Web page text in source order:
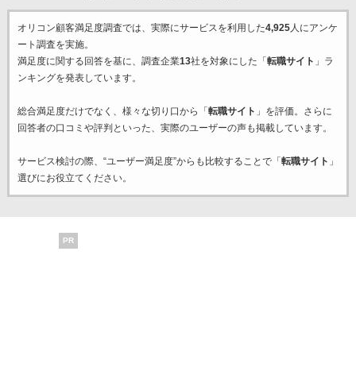
オリコン顧客満足度調査では、実際にサービスを利用した4,925人にアンケ
ート調査を実施。
満足度に関する回答を基に、調査企業13社を対象にした「 転職サイト 」ラ
ンキングを発表しています。
総合満足度だけでなく、様々な切り口から「 転職サイト 」を評価。さらに
回答者の口コミや評判といった、実際のユーザーの声も掲載しています。
サービス検討の際、“ユーザー満足度”からも比較することで「 転職サイト 」
選びにお役立てください。
PR